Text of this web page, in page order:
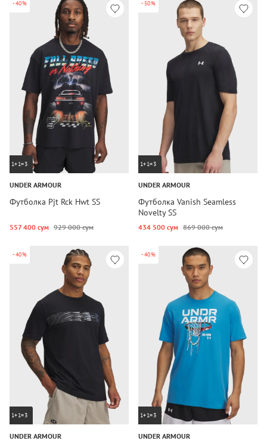
-40%
1+1=3
UNDER ARMOUR
Футболка Pjt Rck Hwt SS
557 400 сум 929 000 сум
-50%
1+1=3
UNDER ARMOUR
Футболка Vanish Seamless
Novelty SS
434 500 сум 869 000 сум
-40%
1+1=3
UNDER ARMOUR
-40%
1+1=3
UNDER ARMOUR